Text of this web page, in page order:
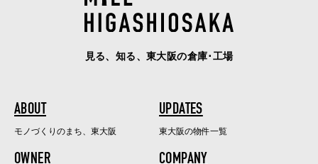
見る、知る、東大阪の倉庫･工場
ABOUT
モノづくりのまち、東大阪
UPDATES
東大阪の物件一覧
OWNER COMPANY